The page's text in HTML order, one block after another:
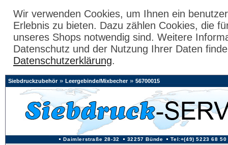
Wir verwenden Cookies, um Ihnen ein
Erlebnis zu bieten. Dazu zählen Cookies, die
unseres Shops notwendig sind. Weitere
Datenschutz und der Nutzung Ihrer Daten
Datenschutzerklärung.
Daimlerstraße 28-32 32257 Bünde Tel:+(49) 5223 68 50
Siebdruckzubehör» Leergebinde/Mixbecher» 56700015